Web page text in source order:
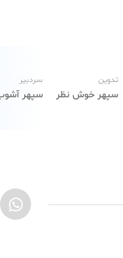
تدوین
سپهر خوش نظر
سردبیر
سپهر